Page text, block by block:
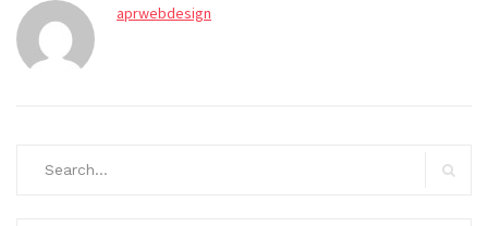
aprwebdesign